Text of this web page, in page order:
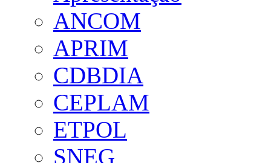
ANCOM
APRIM
CDBDIA
CEPLAM
ETPOL
SNEG